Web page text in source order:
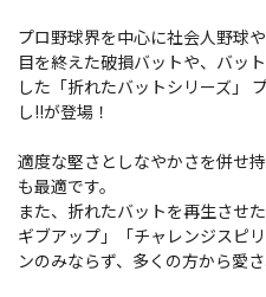
プロ野球界を中心に社会人野球
目を終えた破損バットや、バッ
した「折れたバットシリーズ」
し!!が登場！
適度な堅さとしなやかさを併せ
も最適です。
また、折れたバットを再生させ
ギブアップ」「チャレンジスピ
ンのみならず、多くの方から愛